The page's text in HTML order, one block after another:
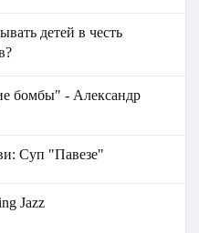
детей в честь
бомбы" - Александр
Суп "Павезе"
Jazz